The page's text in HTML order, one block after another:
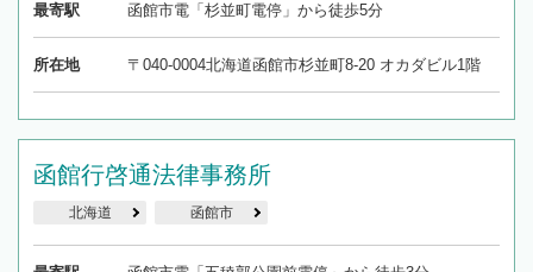
最寄駅 函館市電「杉並町電停」から徒歩5分
所在地 〒040-0004北海道函館市杉並町8-20 オカダビル1階
函館行啓通法律事務所
北海道 函館市